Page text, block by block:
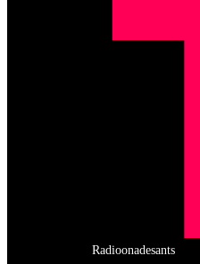
Radioonadesants